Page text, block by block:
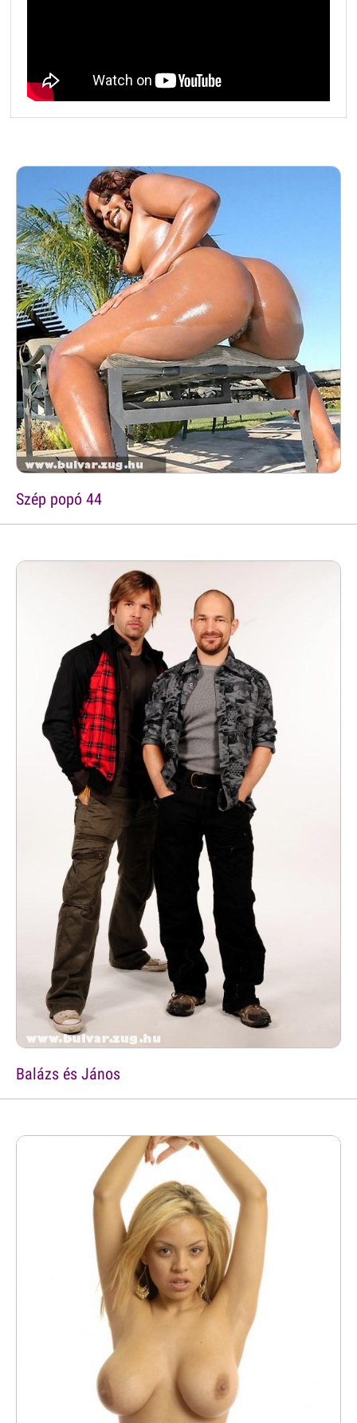
Szép popó 44
Balázs és János